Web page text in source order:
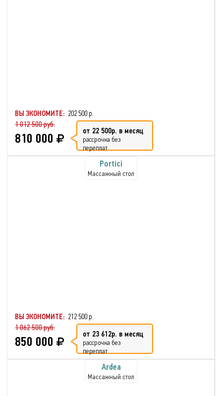
ВЫ ЭКОНОМИТЕ: 202 500 р.
1 012 500 руб.
810 000 от 22 500р. в месяц
рассрочка без
переплат
Portici
Массажный стол
ВЫ ЭКОНОМИТЕ: 212 500 р.
1 062 500 руб.
850 000 от 23 612р. в месяц
рассрочка без
переплат
Ardea
Массажный стол